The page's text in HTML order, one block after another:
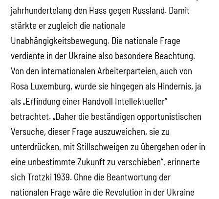
jahrhundertelang den Hass gegen Russland. Damit
stärkte er zugleich die nationale
Unabhängigkeitsbewegung. Die nationale Frage
verdiente in der Ukraine also besondere Beachtung.
Von den internationalen Arbeiterparteien, auch von
Rosa Luxemburg, wurde sie hingegen als Hindernis, ja
als „Erfindung einer Handvoll Intellektueller“
betrachtet. „Daher die beständigen opportunistischen
Versuche, dieser Frage auszuweichen, sie zu
unterdrücken, mit Stillschweigen zu übergehen oder in
eine unbestimmte Zukunft zu verschieben“, erinnerte
sich Trotzki 1939. Ohne die Beantwortung der
nationalen Frage wäre die Revolution in der Ukraine